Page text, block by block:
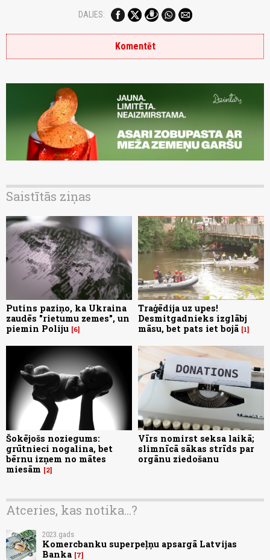
DALIES:
Komentēt
Saistītās ziņas
Putins paziņo, ka Ukraina
zaudēs "rietumu zemes", un
piemin Poliju 6
Traģēdija uz upes!
Desmitgadnieks izglābj
māsu, bet pats iet bojā 1
Šokējošs noziegums:
grūtnieci nogalina, bet
bērnu izņem no mātes
miesām
2
Vīrs nomirst seksa laikā;
slimnīcā sākas strīds par
orgānu ziedošanu
Atceries, kas notika...?
2023.gads
Komercbanku superpeļņu apsargā Latvijas
Banka 7